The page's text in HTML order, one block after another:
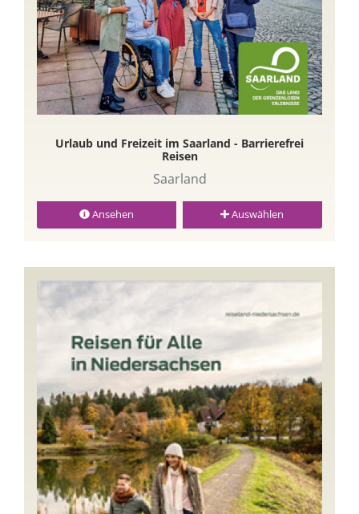
Urlaub und Freizeit im Saarland - Barrierefrei
Reisen
Saarland
Ansehen Auswählen